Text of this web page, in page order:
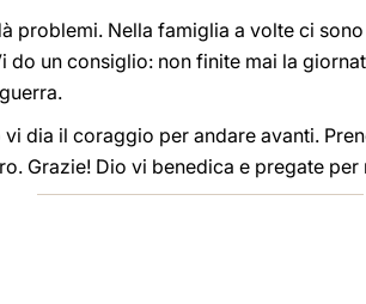
problemi. Nella famiglia a volte ci
un consiglio: non finite mai la
dia il coraggio per andare avanti.
Grazie! Dio vi benedica e pregate per